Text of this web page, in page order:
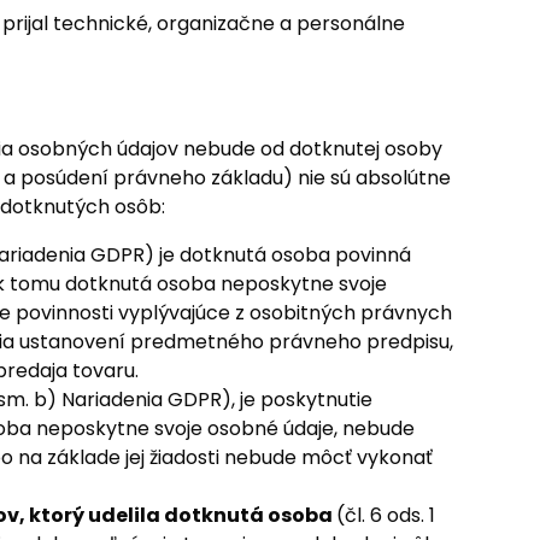
technické, organizačne a personálne
osobných údajov nebude od dotknutej osoby
posúdení právneho základu) nie sú absolútne
osôb:
GDPR) je dotknutá osoba povinná
dotknutá osoba neposkytne svoje
povinnosti vyplývajúce z osobitných právnych
ustanovení predmetného právneho predpisu,
tovaru.
b) Nariadenia GDPR), je poskytnutie
neposkytne svoje osobné údaje, nebude
základe jej žiadosti nebude môcť vykonať
ktorý udelila dotknutá osoba (čl. 6 ods. 1